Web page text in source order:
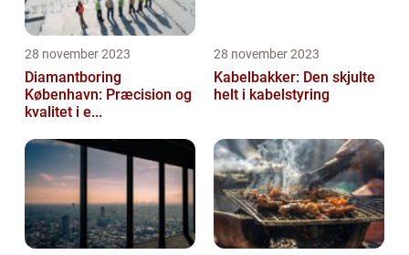
28 november 2023
Diamantboring
København: Præcision og
kvalitet i e...
28 november 2023
Kabelbakker: Den skjulte
helt i kabelstyring